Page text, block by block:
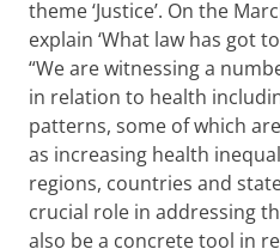
theme ‘Justice’. On the
explain ‘What law has got
“We are witnessing a
in relation to health
patterns, some of which
as increasing health
regions, countries and
crucial role in addressing
also be a concrete tool in